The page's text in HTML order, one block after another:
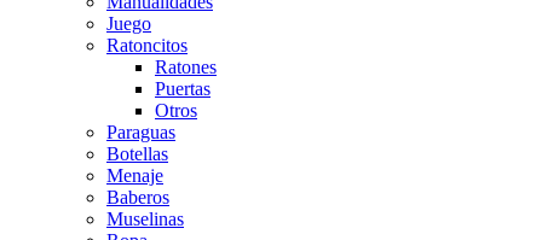
Juego
Ratoncitos
Ratones
Puertas
Otros
Paraguas
Botellas
Menaje
Baberos
Muselinas